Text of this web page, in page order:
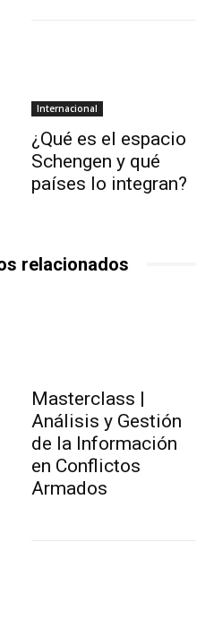
Internacional
¿Qué es el espacio
Schengen y qué
países lo integran?
relacionados
Masterclass |
Análisis y Gestión
de la Información
en Conflictos
Armados